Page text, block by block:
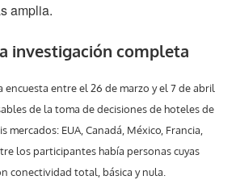
amplia.
investigación completa
encuesta entre el 26 de marzo y el 7 de abril
de la toma de decisiones de hoteles de
mercados: EUA, Canadá, México, Francia,
los participantes había personas cuyas
conectividad total, básica y nula.